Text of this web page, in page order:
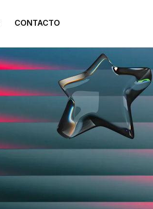
CONTACTO